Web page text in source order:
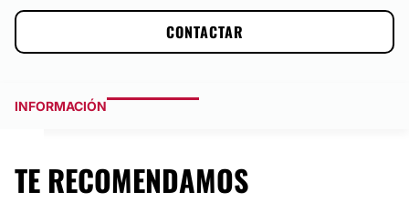
CONTACTAR
INFORMACIÓN
TE RECOMENDAMOS